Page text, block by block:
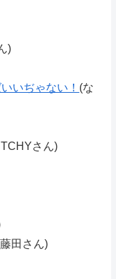
)
いぢゃない！ (な
さん)
田さん)